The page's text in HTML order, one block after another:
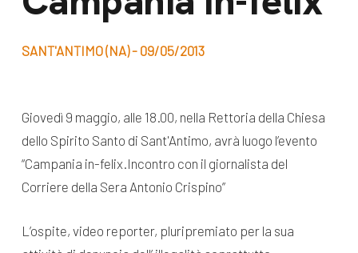
SANT'ANTIMO (NA) - 09/05/2013
Giovedì 9 maggio, alle 18.00, nella Rettoria della Chiesa
dello Spirito Santo di Sant'Antimo, avrà luogo l’evento
“Campania in-felix.Incontro con il giornalista del
Corriere della Sera Antonio Crispino”
L’ospite, video reporter, pluripremiato per la sua
Lavora con noi
Bilancio di
News e
appuntamenti
News
dal Sud
pubblicazioni
Docufilm
Videomagazine